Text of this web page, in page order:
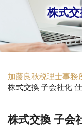
株式
加藤良秋税理士事務
株式交換 子会社化
株式交換 子会